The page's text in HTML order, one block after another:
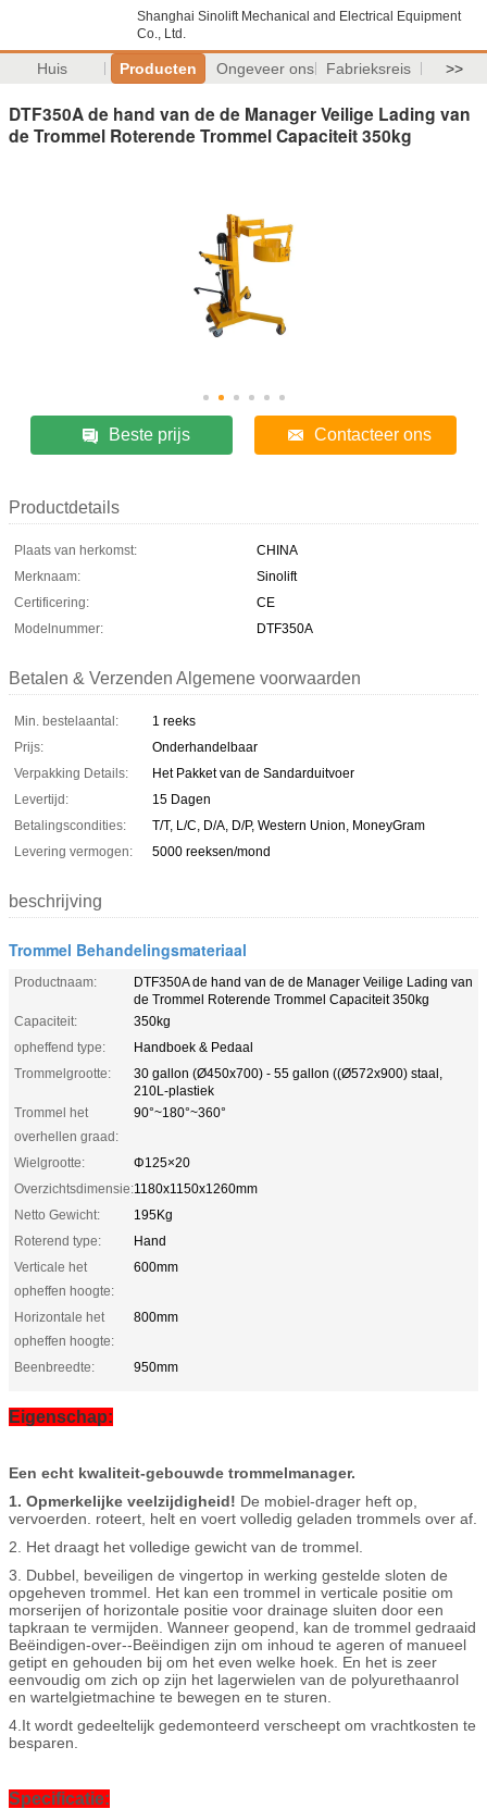
Shanghai Sinolift Mechanical and Electrical Equipment
Co., Ltd.
Huis Producten Ongeveer ons Fabrieksreis >>
DTF350A de hand van de de Manager Veilige Lading van
de Trommel Roterende Trommel Capaciteit 350kg
Beste prijs Contacteer ons
Productdetails
Plaats van herkomst:
CHINA
Merknaam:
Sinolift
Certificering:
CE
Modelnummer:
DTF350A
Betalen & Verzenden Algemene voorwaarden
Min. bestelaantal:
1 reeks
Prijs:
Onderhandelbaar
Verpakking Details:
Het Pakket van de Sandarduitvoer
Levertijd:
15 Dagen
Betalingscondities:
T/T, L/C, D/A, D/P, Western Union, MoneyGram
Levering vermogen:
5000 reeksen/mond
beschrijving
Trommel Behandelingsmateriaal
Productnaam:
DTF350A de hand van de de Manager Veilige Lading van
de Trommel Roterende Trommel Capaciteit 350kg
Capaciteit:
350kg
opheffend type:
Handboek & Pedaal
Trommelgrootte:
30 gallon (Ø450x700) - 55 gallon ((Ø572x900) staal,
210L-plastiek
Trommel het
overhellen graad:
90°~180°~360°
Wielgrootte:
Φ125×20
Overzichtsdimensie:1180x1150x1260mm
Netto Gewicht:
195Kg
Roterend type:
Hand
Verticale het
opheffen hoogte:
600mm
Horizontale het
opheffen hoogte:
800mm
Beenbreedte: 950mm
Eigenschap:
Een echt kwaliteit-gebouwde trommelmanager.
1. Opmerkelijke veelzijdigheid! De mobiel-drager heft op,
vervoerden. roteert, helt en voert volledig geladen trommels over af.
2. Het draagt het volledige gewicht van de trommel.
3. Dubbel, beveiligen de vingertop in werking gestelde sloten de
opgeheven trommel. Het kan een trommel in verticale positie om
morserijen of horizontale positie voor drainage sluiten door een
tapkraan te vermijden. Wanneer geopend, kan de trommel gedraaid
Beëindigen-over--Beëindigen zijn om inhoud te ageren of manueel
getipt en gehouden bij om het even welke hoek. En het is zeer
eenvoudig om zich op zijn het lagerwielen van de polyurethaanrol
en wartelgietmachine te bewegen en te sturen.
4.It wordt gedeeltelijk gedemonteerd verscheept om vrachtkosten te
besparen.
Specificatie: